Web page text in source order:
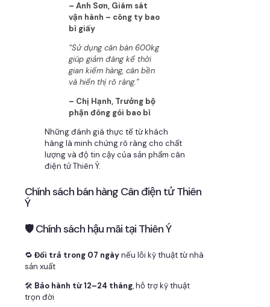
– Anh Sơn, Giám sát
vận hành – công ty bao
bì giấy
“Sử dụng cân bàn 600kg
giúp giảm đáng kể thời
gian kiểm hàng, cân bền
và hiển thị rõ ràng.”
– Chị Hạnh, Trưởng bộ
phận đóng gói bao bì
Những đánh giá thực tế từ khách
hàng là minh chứng rõ ràng cho chất
lượng và độ tin cậy của sản phẩm cân
điện tử Thiên Ý.
Chính sách bán hàng Cân điện tử Thiên
Ý
🛡 Chính sách hậu mãi tại Thiên Ý
🔁 Đổi trả trong 07 ngàynếu lỗi kỹ thuật từ nhà
sản xuất
🛠 Bảo hành từ 12–24 tháng, hỗ trợ kỹ thuật
trọn đời